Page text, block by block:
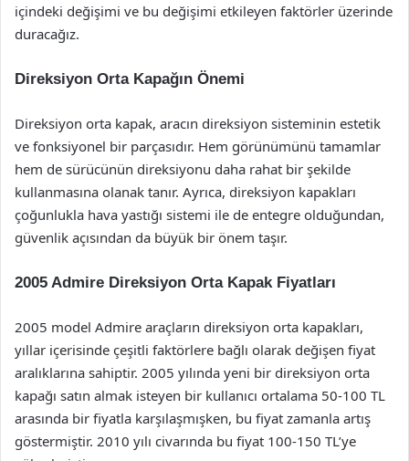
içindeki değişimi ve bu değişimi etkileyen faktörler üzerinde
duracağız.
Direksiyon Orta Kapağın Önemi
Direksiyon orta kapak, aracın direksiyon sisteminin estetik
ve fonksiyonel bir parçasıdır. Hem görünümünü tamamlar
hem de sürücünün direksiyonu daha rahat bir şekilde
kullanmasına olanak tanır. Ayrıca, direksiyon kapakları
çoğunlukla hava yastığı sistemi ile de entegre olduğundan,
güvenlik açısından da büyük bir önem taşır.
2005 Admire Direksiyon Orta Kapak Fiyatları
2005 model Admire araçların direksiyon orta kapakları,
yıllar içerisinde çeşitli faktörlere bağlı olarak değişen fiyat
aralıklarına sahiptir. 2005 yılında yeni bir direksiyon orta
kapağı satın almak isteyen bir kullanıcı ortalama 50-100 TL
arasında bir fiyatla karşılaşmışken, bu fiyat zamanla artış
göstermiştir. 2010 yılı civarında bu fiyat 100-150 TL’ye